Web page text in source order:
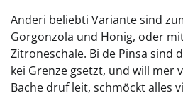
Anderi beliebti Variante sind
Gorgonzola und Honig, oder
Zitroneschale. Bi de Pinsa sind
kei Grenze gsetzt, und will mer
Bache druf leit, schmöckt alles